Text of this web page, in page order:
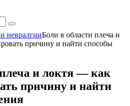
невралгииБоли в области плеча и
причину и найти способы
и локтя — как
причину и найти